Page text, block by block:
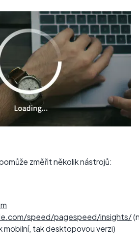
změřit několik nástrojů:
speed/pagespeed/insights/
mobilní, tak desktopovou verzi)